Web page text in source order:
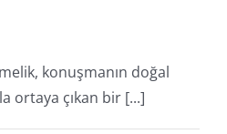
konuşmanın doğal
ortaya çıkan bir [...]